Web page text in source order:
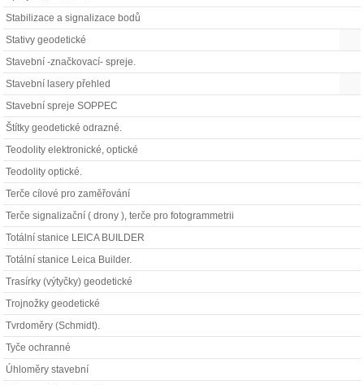
Stabilizace a signalizace bodů
Stativy geodetické
Stavební -značkovací- spreje.
Stavební lasery přehled
Stavební spreje SOPPEC
Štítky geodetické odrazné.
Teodolity elektronické, optické
Teodolity optické.
Terče cílové pro zaměřování
Terče signalizační ( drony ), terče pro fotogrammetrii
Totální stanice LEICA BUILDER
Totální stanice Leica Builder.
Trasírky (výtyčky) geodetické
Trojnožky geodetické
Tvrdoměry (Schmidt).
Tyče ochranné
Úhloměry stavební